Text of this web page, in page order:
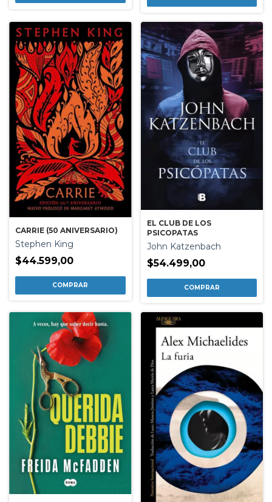
CARRIE (50 ANIVERSARIO)
Stephen King
$44.599,00
EL CLUB DE LOS
PSICOPATAS
John Katzenbach
$54.499,00